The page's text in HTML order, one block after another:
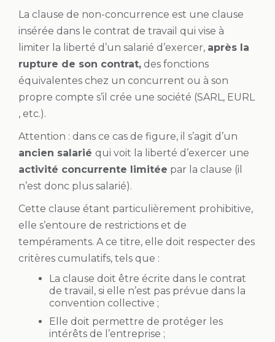
La clause de non-concurrence est une clause
insérée dans le contrat de travail qui vise à
limiter la liberté d’un salarié d’exercer, après la
rupture de son contrat, des fonctions
équivalentes chez un concurrent ou à son
propre compte s’il crée une société (SARL, EURL
, etc.).
Attention : dans ce cas de figure, il s’agit d’un
ancien salarié qui voit la liberté d’exercer une
activité concurrente limitée par la clause (il
n’est donc plus salarié).
Cette clause étant particulièrement prohibitive,
elle s’entoure de restrictions et de
tempéraments. A ce titre, elle doit respecter des
critères cumulatifs, tels que :
La clause doit être écrite dans le contrat
de travail, si elle n’est pas prévue dans la
convention collective ;
Elle doit permettre de protéger les
intérêts de l’entreprise ;